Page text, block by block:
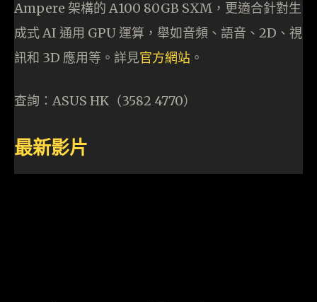
Ampere 架構的 A100 80GB SXM，更適合針對生
成式 AI 通用 GPU 運算，舉如音頻、語音、2D、視
訊和 3D 應用等。詳見官方網站 。
查詢：ASUS HK（3582 4770）
最新影片